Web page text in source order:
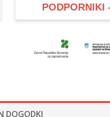
PODPORNIKI
DOGODKI